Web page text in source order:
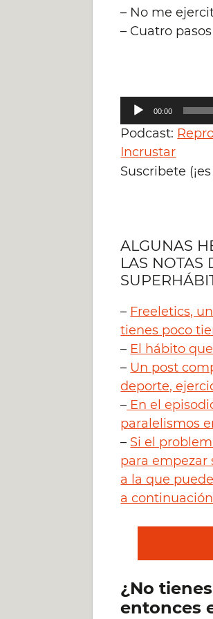
– No me
– Cuatro
Reproductor
de
audio
00:00
Podcast:
Incrustar
Suscribete
ALGUNAS
LAS NOTAS
– Freeletics,
tienes poco
– El hábito
– Un post
deporte,
– En el
paralelismos
– Si el
para empezar
a la que
a continuación
¿No
entonces